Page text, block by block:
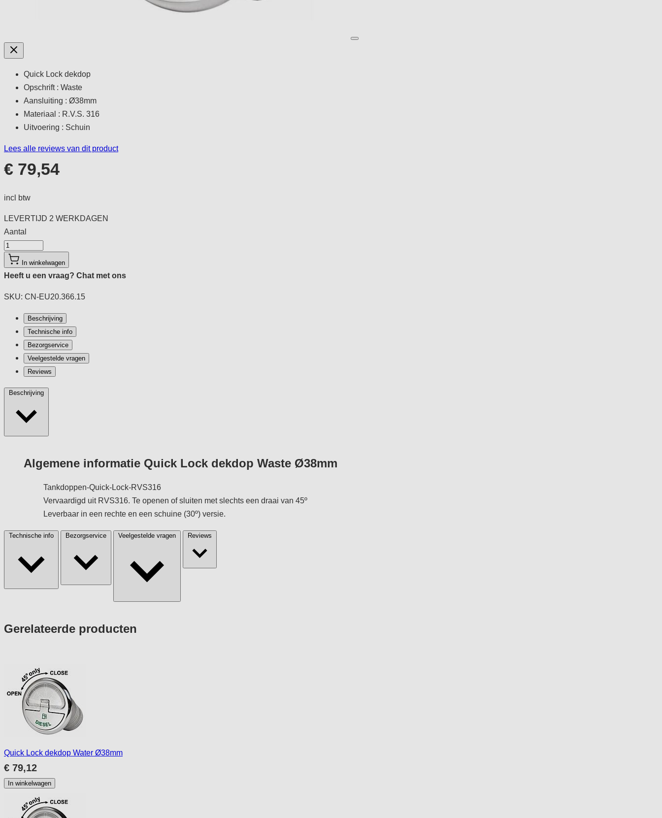
Quick Lock dekdop
Opschrift : Waste
Aansluiting : Ø38mm
Materiaal : R.V.S. 316
Uitvoering : Schuin
Lees alle reviews van dit product
€ 79,54
incl btw
LEVERTIJD 2 WERKDAGEN
Aantal
Aantal
In winkelwagen
Heeft u een vraag? Chat met ons
SKU: CN-EU20.366.15
Beschrijving
Technische info
Bezorgservice
Veelgestelde vragen
Reviews
Beschrijving
Algemene informatie Quick Lock dekdop Waste Ø38mm
Tankdoppen-Quick-Lock-RVS316
Vervaardigd uit RVS316. Te openen of sluiten met slechts een draai van 45º
Leverbaar in een rechte en een schuine (30º) versie.
Technische info Bezorgservice Veelgestelde vragen Reviews
Press
Gerelateerde producten
Quick Lock dekdop Water Ø38mm
€ 79,12
In winkelwagen